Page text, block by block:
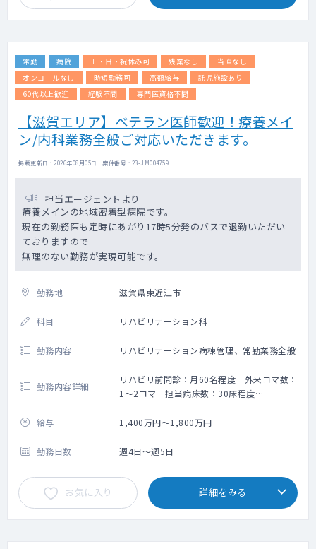
常勤 病院 土・日・祝休み可 残業なし
当直なし
オンコールなし
時短勤務可 高額給与
託児施設あり
60代以上歓迎
経験不問 専門医資格不問
【滋賀エリア】ベテラン医師歓迎！療養メイ
ン/内科業務全般ご対応いただきます。
掲載更新日 : 2026年08月05日 案件番号 : 23-JM004759
担当エージェントより
療養メインの地域密着型病院です。
現在の勤務医も定時にあがり17時5分発のバスで退勤いただい
ておりますので
無理のない勤務が実現可能です。
勤務地 滋賀県東近江市
科目 リハビリテーション科
勤務内容 リハビリテーション病棟管理、常勤業務全般
勤務内容詳細
リハビリ前問診：月60名程度 外来コマ数：
1～2コマ 担当病床数：30床程度
リハビリ前問診：月60名程度 ※医師全体で
割り振り
外来コマ数：1～2コマ
担当病床数：30床程度（主治医制）
給与 1,400万円～1,800万円
勤務日数 週4日～週5日
お気に入り 詳細をみる